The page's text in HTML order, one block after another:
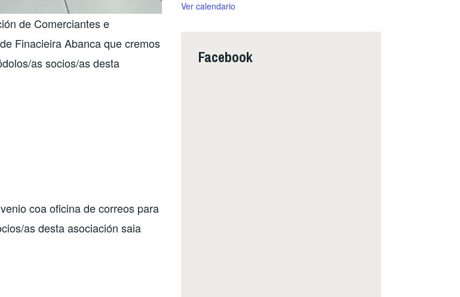
de Comerciantes e
Finacieira Abanca que cremos
as socios/as desta
coa oficina de correos para
as desta asociación saia
Ver calendario
Facebook